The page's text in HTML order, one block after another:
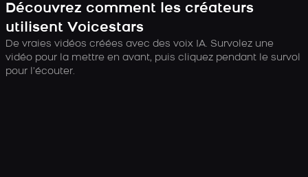
Découvrez comment les créateurs
utilisent Voicestars
De vraies vidéos créées avec des voix IA. Survolez une
vidéo pour la mettre en avant, puis cliquez pendant le survol
pour l’écouter.